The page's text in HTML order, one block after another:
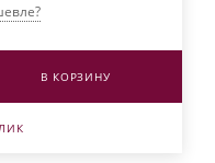
В КОРЗИНУ